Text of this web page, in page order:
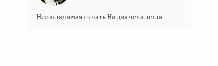
Неизгладимая печать На два чела легла.